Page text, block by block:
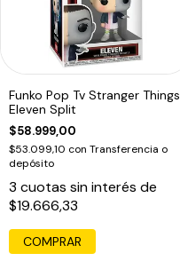
Funko Pop Tv Stranger Things
Eleven Split
$58.999,00
$53.099,10 con Transferencia o
depósito
3 cuotas sin interés de
$19.666,33